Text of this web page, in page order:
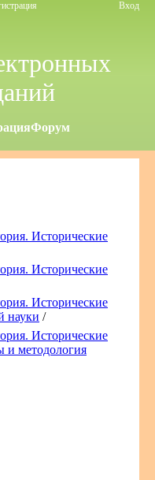
Вход
Форум
Исторические
Исторические
Исторические
науки /
Исторические
и методология